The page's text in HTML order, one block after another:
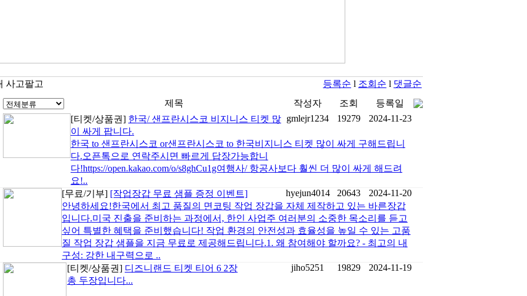
사고팔고 등록순 l 조회순 l 댓글순
제목
작성자 조회
등록일
[티켓/상품권] 한국/ 샌프란시스코 비지니스 티켓 많
이 싸게 팝니다.
gmlejr1234 19279 2024-11-23
한국 to 샌프란시스코 or샌프란시스코 to 한국비지니스 티켓 많이 싸게 구해드립니
다.오픈톡으로 연락주시면 빠르게 답장가능합니
다!https://open.kakao.com/o/s8ghCu1g여행사/ 항공사보다 훨씬 더 많이 싸게 해드려
요!..
[무료/기부] [작업장갑 무료 샘플 증정 이벤트] hyejun4014 20643
2024-11-20
안녕하세요!한국에서 최고 품질의 면코팅 작업 장갑을 자체 제작하고 있는 바른장갑
입니다.미국 진출을 준비하는 과정에서, 한인 사업주 여러분의 소중한 목소리를 듣고
싶어 특별한 혜택을 준비했습니다! 작업 환경의 안전성과 효율성을 높일 수 있는 고품
질 작업 장갑 샘플을 지금 무료로 제공해드립니다.1. 왜 참여해야 할까요? - 최고의 내
구성: 강한 내구력으로 ..
[티켓/상품권] 디즈니랜드 티켓 티어 6 2장 jiho5251 19829
2024-11-19
총 두장입니다...